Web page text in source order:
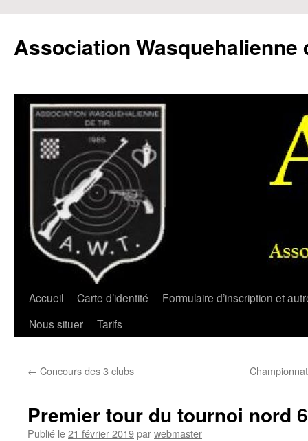
contenu
Association Wasquehalienne
Accueil Carte d’identité
Formulaire d’inscription et
Nous situer
Tarifs
← Concours des 3 clubs
Premier tour du tournoi nord
Publié le21 février 2019parwebmaster